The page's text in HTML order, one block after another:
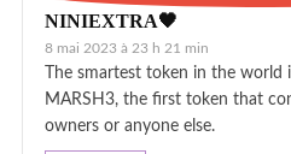
NINIEXTRA🖤
8 mai 2023 à 23 h 21 min
The smartest token in the world
MARSH3, the first token that
owners or anyone else.